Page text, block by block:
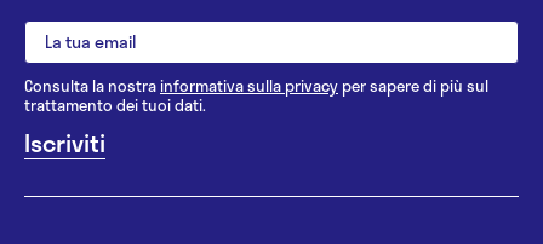
Consulta la nostrainformativa sulla privacy per sapere di più sul
trattamento dei tuoi dati.